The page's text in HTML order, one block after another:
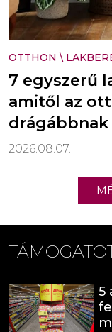
OTTHON \
7 egyszerű
amitől az
2026.08.07.
5